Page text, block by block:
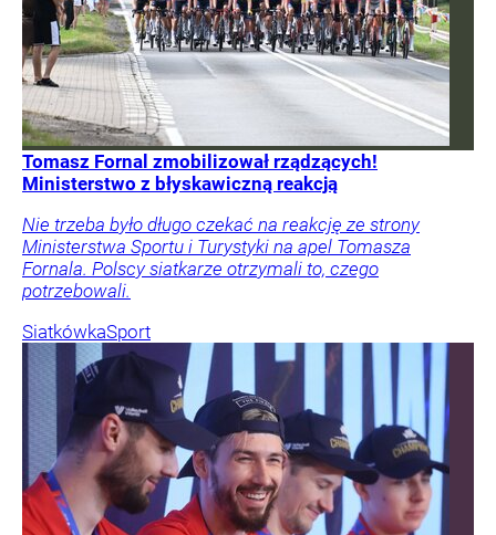
Tomasz Fornal zmobilizował rządzących!
Ministerstwo z błyskawiczną reakcją
Nie trzeba było długo czekać na reakcję ze strony
Ministerstwa Sportu i Turystyki na apel Tomasza
Fornala. Polscy siatkarze otrzymali to, czego
potrzebowali.
SiatkówkaSport